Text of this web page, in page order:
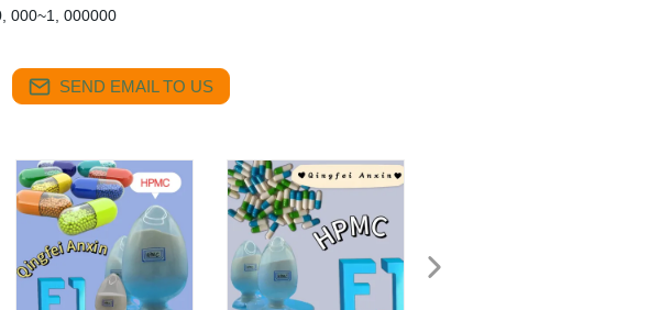
000~1, 000000
SEND EMAIL TO US